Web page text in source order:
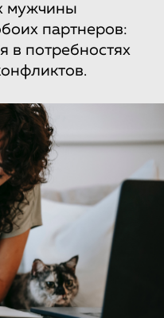
мужчины
партнеров:
в потребностях